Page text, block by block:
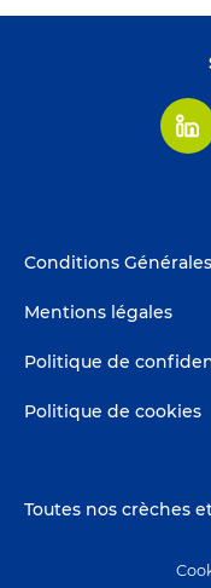
Footer
Conditions
Mentions légales
Politique de
Politique de cookies
Toutes nos crèches